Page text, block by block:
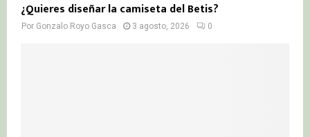
¿Quieres diseñar la camiseta del Betis?
Por Gonzalo Royo Gasca 3 agosto, 2026 0